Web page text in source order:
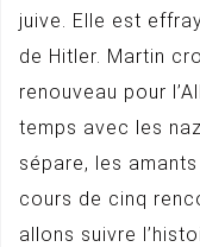
juive. Elle est
de Hitler. Martin
renouveau pour
temps avec les
sépare, les
cours de cinq
allons suivre